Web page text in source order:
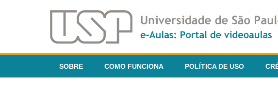
SOBRE COMO FUNCIONA POLÍTICA DE USO